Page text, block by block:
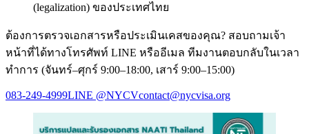
(legalization) ของประเทศไทย
ต้องการตรวจเอกสารหรือประเมินเคสของคุณ? สอบถามเจ้า
หน้าที่ได้ทางโทรศัพท์ LINE หรืออีเมล ทีมงานตอบกลับในเวลา
ทำการ (จันทร์–ศุกร์ 9:00–18:00, เสาร์ 9:00–15:00)
083-249-4999LINE @NYCVcontact@nycvisa.org